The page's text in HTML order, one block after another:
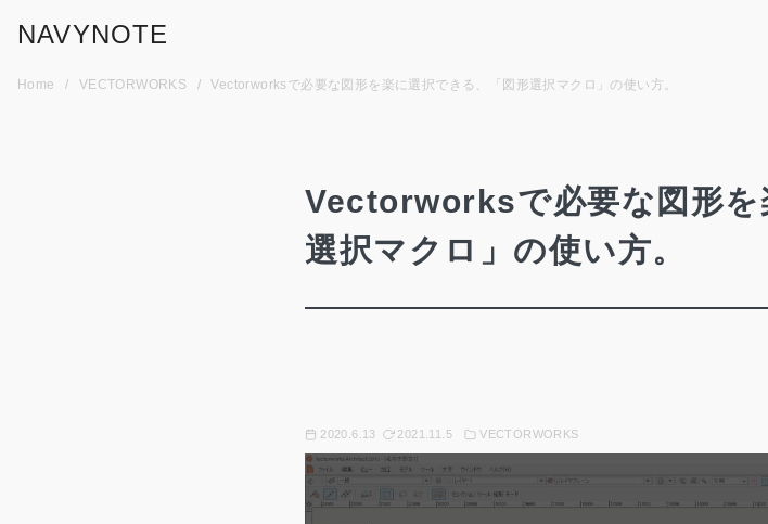
NAVYNOTE
Home VECTORWORKS Vectorworksで必要な図形を楽に選択できる、「図形選択マクロ」の使い方。
Vectorworksで必要な図形を
選択マクロ」の使い方。
2020.6.13 2021.11.5 VECTORWORKS